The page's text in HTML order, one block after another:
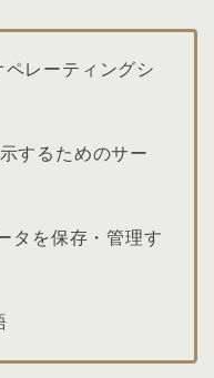
レーティングシ
するためのサー
タを保存・管理す